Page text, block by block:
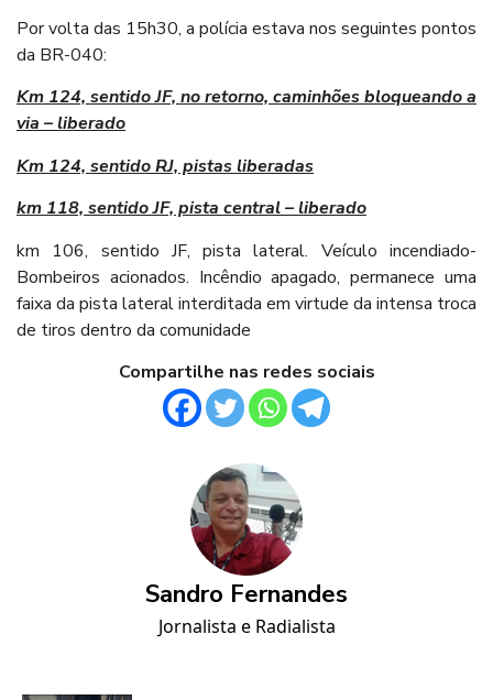
Por volta das 15h30, a polícia estava nos seguintes pontos
da BR-040:
Km 124, sentido JF, no retorno, caminhões bloqueando a
via – liberado
Km 124, sentido RJ, pistas liberadas
km 118, sentido JF, pista central – liberado
km 106, sentido JF, pista lateral. Veículo incendiado-
Bombeiros acionados. Incêndio apagado, permanece uma
faixa da pista lateral interditada em virtude da intensa troca
de tiros dentro da comunidade
Compartilhe nas redes sociais
Sandro Fernandes
Jornalista e Radialista